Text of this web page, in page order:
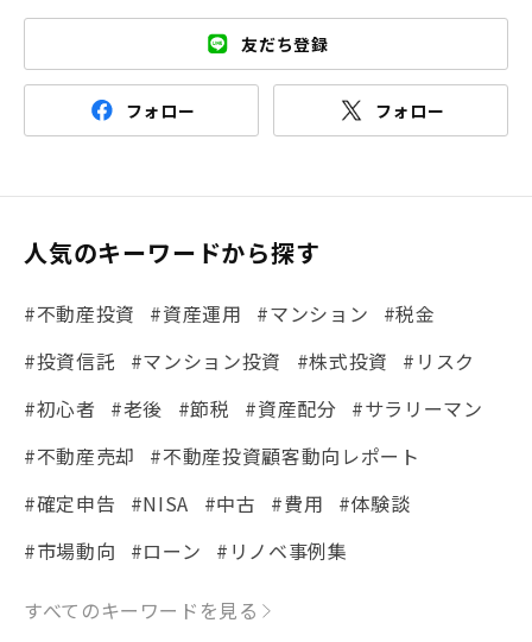
友だち登録
フォロー フォロー
人気のキーワードから探す
#不動産投資 #資産運用 #マンション
#税金
#投資信託
#マンション投資 #株式投資
#リスク
#初心者
#老後 #節税 #資産配分 #サラリーマン
#不動産売却
#不動産投資顧客動向レポート
#確定申告
#NISA #中古 #費用
#体験談
#市場動向
#ローン
#リノベ事例集
#シミュレーション #まちの住みやすさ発見！
すべてのキーワードを見る